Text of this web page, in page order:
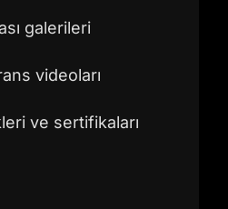
galerileri
videoları
ve sertifikaları